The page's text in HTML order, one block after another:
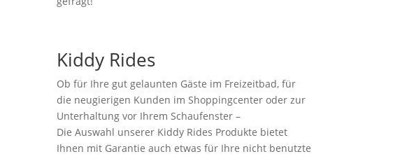
Kiddy Rides
Ob für Ihre gut gelaunten Gäste im Freizeitbad, für
die neugierigen Kunden im Shoppingcenter oder zur
Unterhaltung vor Ihrem Schaufenster –
Die Auswahl unserer Kiddy Rides Produkte bietet
Ihnen mit Garantie auch etwas für Ihre nicht benutzte